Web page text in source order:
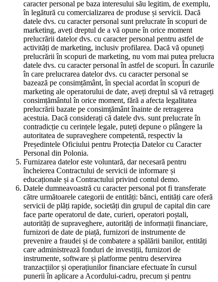
caracter personal pe baza interesului său legitim, de exemplu,
în legătură cu comercializarea de produse și servicii. Dacă
datele dvs. cu caracter personal sunt prelucrate în scopuri de
marketing, aveți dreptul de a vă opune în orice moment
prelucrării datelor dvs. cu caracter personal pentru astfel de
activități de marketing, inclusiv profilarea. Dacă vă opuneți
prelucrării în scopuri de marketing, nu vom mai putea prelucra
datele dvs. cu caracter personal în astfel de scopuri. În cazurile
în care prelucrarea datelor dvs. cu caracter personal se
bazează pe consimțământ, în special acordat în scopuri de
marketing ale operatorului de date, aveți dreptul să vă retrageți
consimțământul în orice moment, fără a afecta legalitatea
prelucrării bazate pe consimțământ înainte de retragerea
acestuia. Dacă considerați că datele dvs. sunt prelucrate în
contradicție cu cerințele legale, puteți depune o plângere la
autoritatea de supraveghere competentă, respectiv la
Președintele Oficiului pentru Protecția Datelor cu Caracter
Personal din Polonia.
Furnizarea datelor este voluntară, dar necesară pentru
încheierea Contractului de servicii de informare și
educaționale și a Contractului privind contul demo.
Datele dumneavoastră cu caracter personal pot fi transferate
către următoarele categorii de entități: bănci, entități care oferă
servicii de plăți rapide, societăți din grupul de capital din care
face parte operatorul de date, curieri, operatori poștali,
autorități de supraveghere, autorități de informații financiare,
furnizori de date de piață, furnizori de instrumente de
prevenire a fraudei și de combatere a spălării banilor, entități
care administrează fonduri de investiții, furnizori de
instrumente, software și platforme pentru deservirea
tranzacțiilor și operațiunilor financiare efectuate în cursul
punerii în aplicare a Acordului-cadru, precum și pentru